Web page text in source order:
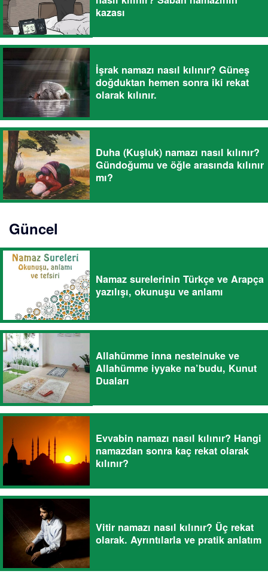
kazası
İşrak namazı nasıl kılınır? Güneş
doğduktan hemen sonra iki rekat
olarak kılınır.
Duha (Kuşluk) namazı nasıl kılınır?
Gündoğumu ve öğle arasında kılınır
mı?
Güncel
Namaz surelerinin Türkçe ve Arapça
yazılışı, okunuşu ve anlamı
Allahümme inna nesteinuke ve
Allahümme iyyake na’budu, Kunut
Duaları
Evvabin namazı nasıl kılınır? Hangi
namazdan sonra kaç rekat olarak
kılınır?
Vitir namazı nasıl kılınır? Üç rekat
olarak. Ayrıntılarla ve pratik anlatım